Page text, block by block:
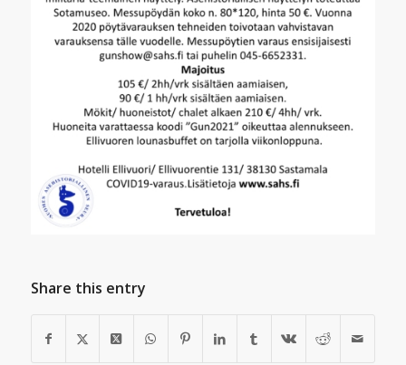
Share this entry